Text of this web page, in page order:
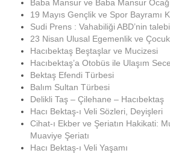
Baba Mansur ve Baba Mansur
19 Mayıs Gençlik ve Spor Bayramı
Sudi Prens : Vahabiliği ABD’nin
23 Nisan Ulusal Egemenlik ve
Hacıbektaş Beştaşlar ve Mucizesi
Hacıbektaş’a Otobüs ile Ulaşım
Bektaş Efendi Türbesi
Balım Sultan Türbesi
Delikli Taş – Çilehane – Hacıbektaş
Hacı Bektaş-ı Veli Sözleri, Deyişleri
Cihat-ı Ekber ve Şeriatın Hakikati:
Muaviye Şeriatı
Hacı Bektaş-ı Veli Yaşamı